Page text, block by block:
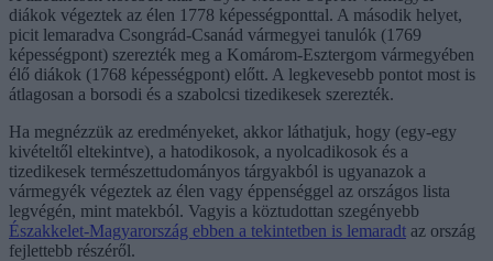
diákok végeztek az élen 1778 képességponttal. A második helyet,
picit lemaradva Csongrád-Csanád vármegyei tanulók (1769
képességpont) szerezték meg a Komárom-Esztergom vármegyében
élő diákok (1768 képességpont) előtt. A legkevesebb pontot most is
átlagosan a borsodi és a szabolcsi tizedikesek szerezték.
Ha megnézzük az eredményeket, akkor láthatjuk, hogy (egy-egy
kivételtől eltekintve), a hatodikosok, a nyolcadikosok és a
tizedikesek természettudományos tárgyakból is ugyanazok a
vármegyék végeztek az élen vagy éppenséggel az országos lista
legvégén, mint matekból. Vagyis a köztudottan szegényebb
Északkelet-Magyarország ebben a tekintetben is lemaradt az ország
fejlettebb részéről.